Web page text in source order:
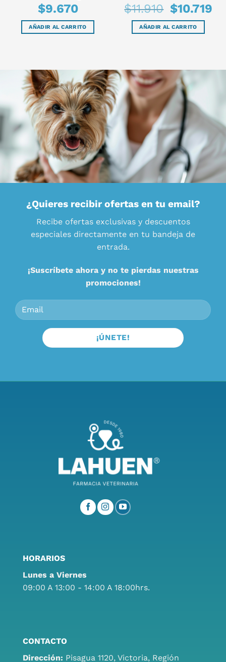
$9.670
AÑADIR AL CARRITO
$11.910
El
precio
era:
$11.910.
$10.719El
AÑADIR AL CARRITO
¿Quieres recibir ofertas en tu email?
Recibe ofertas exclusivas y descuentos
especiales directamente en tu bandeja de
entrada.
¡Suscríbete ahora y no te pierdas nuestras
promociones!
HORARIOS
Lunes a Viernes
09:00 A 13:00 - 14:00 A 18:00hrs.
CONTACTO
Dirección: Pisagua 1120, Victoria, Región